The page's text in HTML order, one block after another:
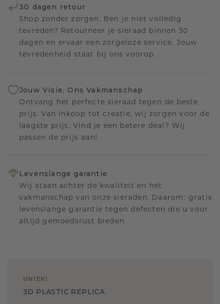
30 dagen retour
Shop zonder zorgen. Ben je niet volledig
tevreden? Retourneer je sieraad binnen 30
dagen en ervaar een zorgeloze service. Jouw
tevredenheid staat bij ons voorop.
Jouw Visie, Ons Vakmanschap
Ontvang het perfecte sieraad tegen de beste
prijs. Van inkoop tot creatie, wij zorgen voor de
laagste prijs. Vind je een betere deal? Wij
passen de prijs aan!
Levenslange garantie
Wij staan achter de kwaliteit en het
vakmanschap van onze sieraden. Daarom: gratis
levenslange garantie tegen defecten die u voor
altijd gemoedsrust bieden.
UNIEK!
3D PLASTIC REPLICA